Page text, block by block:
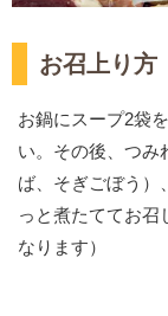
お召上り方
お鍋にスープ2袋
い。その後、つみ
ば、そぎごぼう）
っと煮たててお召
なります）